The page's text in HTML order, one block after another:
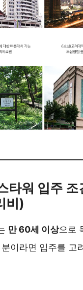
타워 입주 조
비)
만 60세 이상으로
이라면 입주를 고